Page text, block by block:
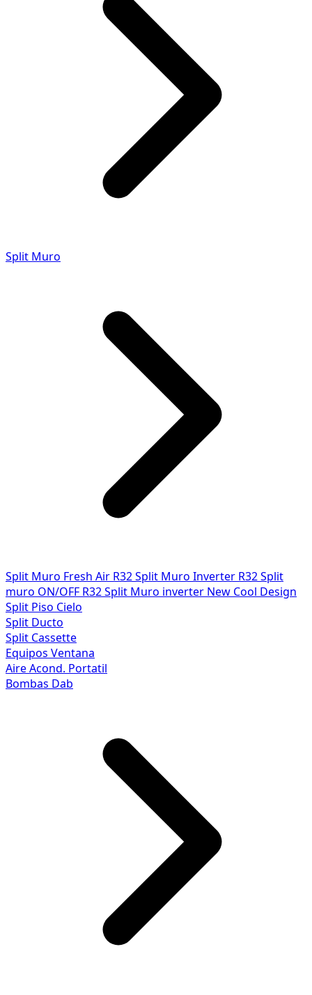
Split Muro
Split Muro Fresh Air R32Split Muro Inverter R32Split
muro ON/OFF R32Split Muro inverter New Cool Design
Split Piso Cielo
Split Ducto
Split Cassette
Equipos Ventana
Aire Acond. Portatil
Bombas Dab